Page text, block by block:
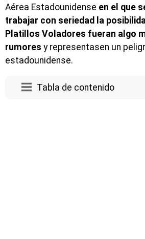
Aérea Estadounidense en el que
trabajar con seriedad la
Platillos Voladores fueran algo
rumores y representasen un
estadounidense.
Tabla de contenido